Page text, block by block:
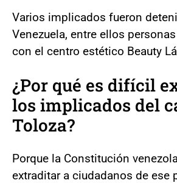
Varios implicados fueron
Venezuela, entre ellos
con el centro estético Beauty
¿Por qué es difícil
los implicados del
Toloza?
Porque la Constitución
extraditar a ciudadanos de ese